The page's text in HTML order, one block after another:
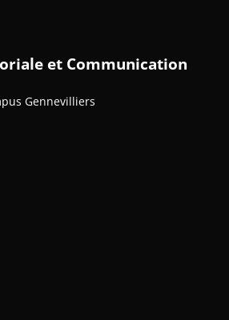
et Communication
Gennevilliers